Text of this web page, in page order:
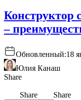
Конструктор
–
Обновленный:18
Юлия Канаш
Share
Share Share